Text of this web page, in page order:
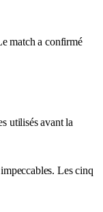
match a confirmé
utilisés avant la
Les cinq